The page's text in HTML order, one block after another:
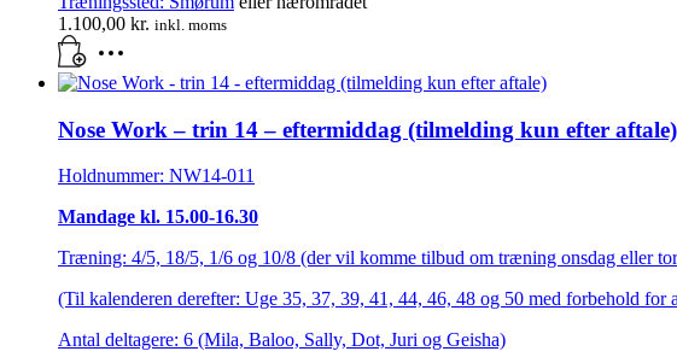
1.100,00 kr. inkl. moms
Nose Work – trin 14 – eftermiddag (tilmelding kun efter aftale)
Holdnummer: NW14-011
Mandage kl. 15.00-16.30
Træning: 4/5, 18/5, 1/6 og 10/8 (der vil komme tilbud om træning onsdag eller
(Til kalenderen derefter: Uge 35, 37, 39, 41, 44, 46, 48 og 50 med forbehold for
Antal deltagere: 6 (Mila, Baloo, Sally, Dot, Juri og Geisha)